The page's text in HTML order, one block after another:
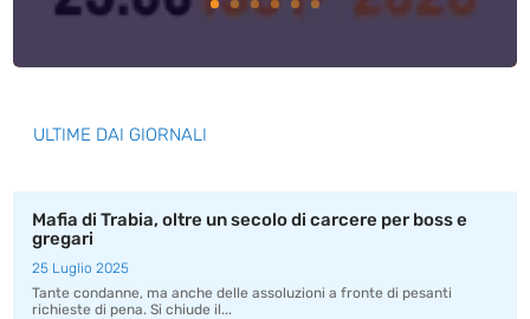
ULTIME DAI GIORNALI
Mafia di Trabia, oltre un secolo di carcere per boss e
gregari
25 Luglio 2025
Tante condanne, ma anche delle assoluzioni a fronte di pesanti
richieste di pena. Si chiude il...